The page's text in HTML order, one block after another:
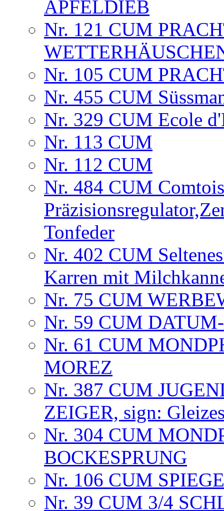
APFELDIEB
Nr. 121 CUM
Nr. 105 CUM
Nr. 455 CUM
Nr. 329 CUM Ecole
Nr. 113 CUM
Nr. 112 CUM
Nr. 484 CUM
Tonfeder
Nr. 402 CUM
Karren mit
Nr. 75 CUM
Nr. 59 CUM
Nr. 61 CUM
MOREZ
Nr. 387 CUM
ZEIGER, sign:
Nr. 304 CUM
BOCKESPRUNG
Nr. 106 CUM
Nr. 39 CUM 3/4